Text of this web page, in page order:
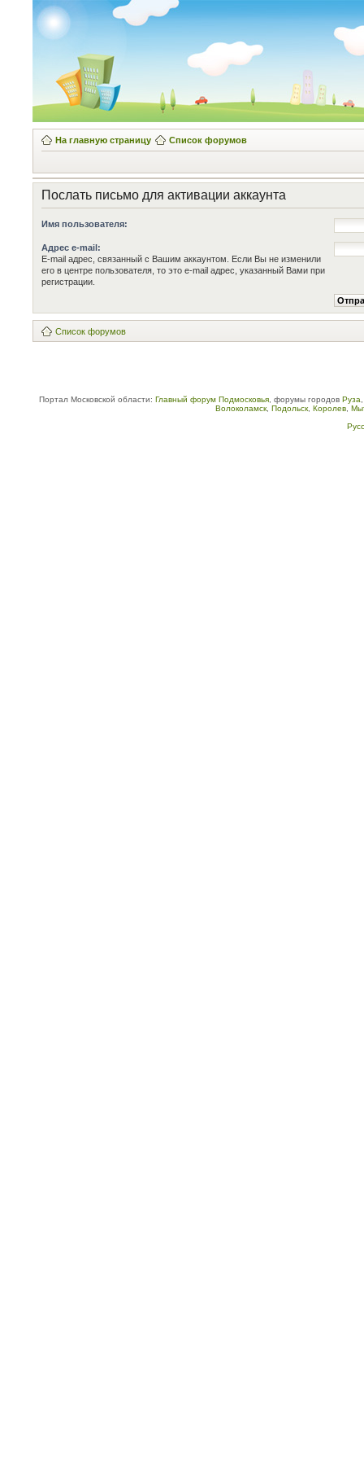
На главную страницу Список форумов
Послать письмо для активации аккаунта
Имя пользователя:
Адрес e-mail:
E-mail адрес, связанный с Вашим аккаунтом. Если Вы не изменили
его в центре пользователя, то это e-mail адрес, указанный Вами при
регистрации.
Список форумов
Портал Московской области: Главный форум Подмосковья, форумы городов Руза
Волоколамск Подольск Королев